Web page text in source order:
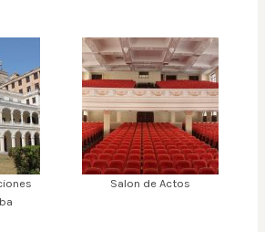
Salon de Actos